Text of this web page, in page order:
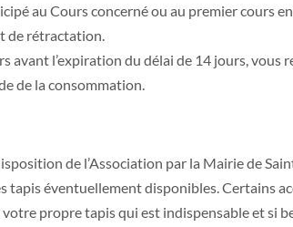
au Cours concerné ou au premier cours
de rétractation.
avant l’expiration du délai de 14 jours,
de la consommation.
de l’Association par la Mairie de
tapis éventuellement disponibles. Certains
propre tapis qui est indispensable et si